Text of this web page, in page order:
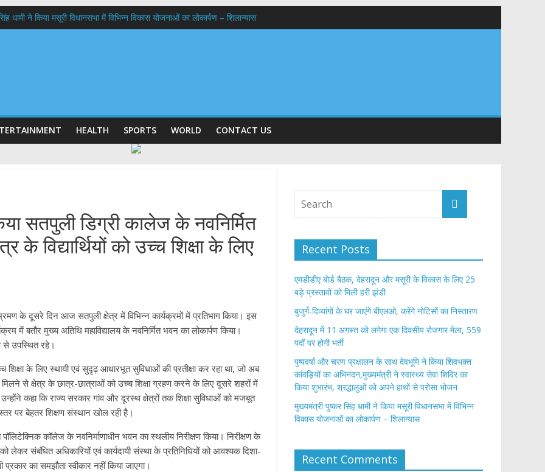
धामी ने किया मसूरी विधानसभा में विभिन्न विकास योजनाओं का लोकार्पण – शिलान्यास
देहरादून और मसूरी के विकास के लिए 25 बड़े प्रस्तावों को मिली हरी झंडी
HEALTH SPORTS WORLD CONTACT US
सतपुली डिग्री कालेज के नवनिर्मित
के विद्यार्थियों को उच्च शिक्षा के लिए
के दूसरे दिन आज सतपुली क्षेत्र में विभिन्न कार्यक्रमों में प्रतिभाग किया। इस
में बतौर मुख्य अतिथि महाविद्यालय के नवनिर्मित भवन का लोकार्पण किया।
से उपस्थित रहे।
के लिए स्थायी एवं सुदृढ़ आधारभूत सुविधाओं की प्रतीक्षा कर रहा था, जो अब
मिलने से क्षेत्र के छात्र-छात्राओं को उच्च शिक्षा ग्रहण करने के लिए दूसरे शहरों में
उन्होंने कहा कि राज्य सरकार गांव और दूरस्थ क्षेत्रों तक शिक्षा सुविधाओं को मजबूत
पर बेहतर शिक्षण संस्थान खोल रही है।
कॉलेज के नवनिर्माणाधीन भवन का स्थलीय निरीक्षण किया। निरीक्षण के
को लेकर संबंधित अधिकारियों एवं कार्यदायी संस्था के प्रतिनिधियों को आवश्यक दिशा-
प्रकार का समझौता स्वीकार नहीं किया जाएगा।
Recent Posts
एमडीडीए बोर्ड बैठक, देहरादून और मसूरी के विकास के लिए 25
बड़े प्रस्तावों को मिली हरी झंडी
बुजुर्ग-दिव्यांगों के घर जाएंगे बीएलओ, करेंगे नोटिसों का निस्तारण
​देहरादून में 11 अगस्त को लगेगा एक दिवसीय रोजगार मेला, 559
पदों पर होगी भर्ती
पुष्पवर्षा और चरण प्रक्षालन के साथ देवभूमि ने किया शिवभक्त
कांवड़ियों का अभिनंदन,मुख्यमंत्री ने स्वास्थ्य सेवा शिविर का
किया शुभारंभ, श्रद्धालुओं को अपने हाथों से परोसा भोजन
मुख्यमंत्री पुष्कर सिंह धामी ने किया मसूरी विधानसभा में विभिन्न
विकास योजनाओं का लोकार्पण – शिलान्यास
Recent Comments